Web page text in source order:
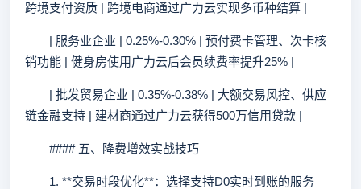
跨境支付资质 | 跨境电商通过广力云实现多币种结算 |
| 服务业企业 | 0.25%-0.30% | 预付费卡管理、次卡核
销功能 | 健身房使用广力云后会员续费率提升25% |
| 批发贸易企业 | 0.35%-0.38% | 大额交易风控、供应
链金融支持 | 建材商通过广力云获得500万信用贷款 |
#### 五、降费增效实战技巧
1. **交易时段优化**：选择支持D0实时到账的服务